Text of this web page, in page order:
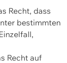
Recht, dass
bestimmten
Recht auf